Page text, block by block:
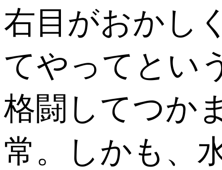
右目がおかし
てやってとい
格闘してつか
常。しかも、